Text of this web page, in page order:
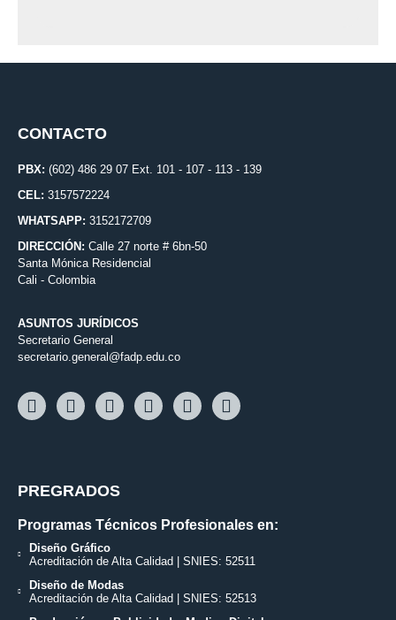
CONTACTO
PBX: (602) 486 29 07 Ext. 101 - 107 - 113 - 139
CEL: 3157572224
WHATSAPP: 3152172709
DIRECCIÓN: Calle 27 norte # 6bn-50
Santa Mónica Residencial
Cali - Colombia
ASUNTOS JURÍDICOS
Secretario General
secretario.general@fadp.edu.co
PREGRADOS
Programas Técnicos Profesionales en:
Diseño Gráfico
Acreditación de Alta Calidad | SNIES: 52511
Diseño de Modas
Acreditación de Alta Calidad | SNIES: 52513